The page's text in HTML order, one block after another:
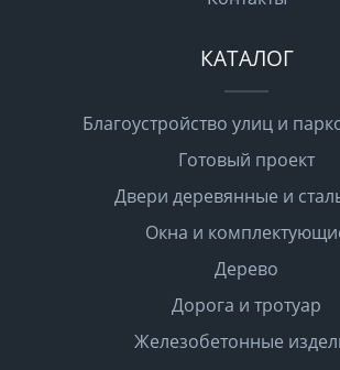
КАТАЛОГ
Благоустройство улиц и
Готовый проект
Двери деревянные и
Окна и
Дерево
Дорога и тротуар
Железобетонные